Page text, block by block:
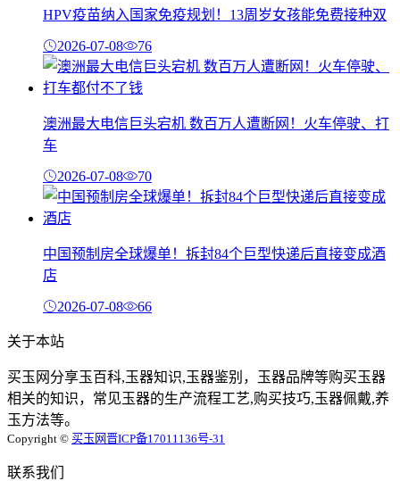
HPV疫苗纳入国家免疫规划！13周岁女孩能免费接种双
2026-07-08 76
澳洲最大电信巨头宕机 数百万人遭断网！火车停驶、打
车
2026-07-08 70
中国预制房全球爆单！拆封84个巨型快递后直接变成酒
店
2026-07-08 66
关于本站
买玉网分享玉百科,玉器知识,玉器鉴别，玉器品牌等购买玉器
相关的知识，常见玉器的生产流程工艺,购买技巧,玉器佩戴,养
玉方法等。
Copyright © 买玉网晋ICP备17011136号-31
联系我们